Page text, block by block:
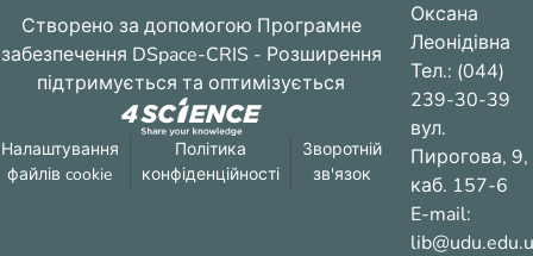
Створено за допомогою Програмне
забезпечення DSpace-CRIS - Розширення
підтримується та оптимізується
Налаштування
файлів cookie
Політика
конфіденційності
Зворотній
зв'язок
Оксана
Леонідівна
Тел.: (044)
239-30-39
вул.
Пирогова, 9,
каб. 157-6
E-mail: